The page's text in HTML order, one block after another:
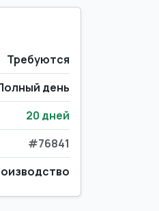
Требуются
день
20 дней
#76841